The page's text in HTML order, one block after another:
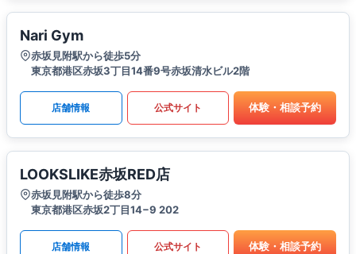
Nari Gym
赤坂見附駅から徒歩5分
東京都港区赤坂3丁目14番9号赤坂清水ビル2階
店舗情報 公式サイト 体験・相談予約
LOOKSLIKE赤坂RED店
赤坂見附駅から徒歩8分
東京都港区赤坂2丁目14−9 202
店舗情報 公式サイト 体験・相談予約